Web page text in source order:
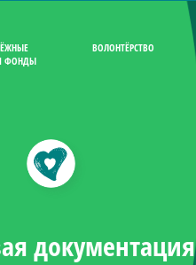
ФОНДЫ
ВОЛОНТЁРСТВО
документация